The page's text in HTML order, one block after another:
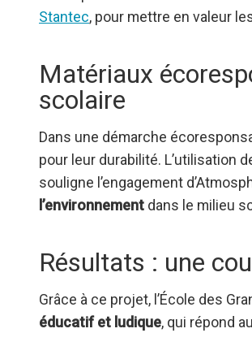
Stantec, pour mettre en valeur
Matériaux
scolaire
Dans une démarche
pour leur durabilité. L’utilisation
souligne l’engagement
l’environnement dans le milieu
Résultats : une
Grâce à ce projet, l’École des
éducatif et ludique, qui répond